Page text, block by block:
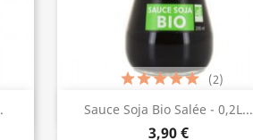
Sauce Soja Bio Salée - 0,2L...
3,90 €
(2)
Aperçu rapide